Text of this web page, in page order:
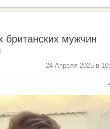
мужчин
24 Апреля 2025 в